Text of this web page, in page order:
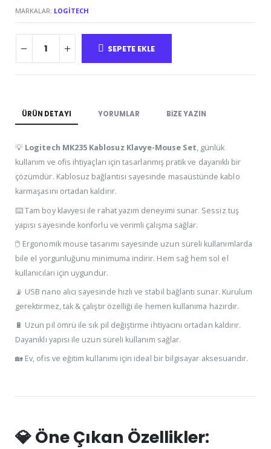
MARKALAR: LOGITECH
SEPETE EKLE
ÜRÜN DETAYI YORUMLAR BIZE YAZIN
💡 Logitech MK235 Kablosuz Klavye-Mouse Set, günlük
kullanım ve ofis ihtiyaçları için tasarlanmış pratik ve dayanıklı bir
çözümdür. Kablosuz bağlantısı sayesinde masaüstünde kablo
karmaşasını ortadan kaldırır.
⌨️ Tam boy klavyesi ile rahat yazım deneyimi sunar. Sessiz tuş
yapısı sayesinde konforlu ve verimli çalışma sağlar.
🖱️ Ergonomik mouse tasarımı sayesinde uzun süreli kullanımlarda
bile el yorgunluğunu minimuma indirir. Hem sağ hem sol el
kullanıcıları için uygundur.
📡 USB nano alıcı sayesinde hızlı ve stabil bağlantı sunar. Kurulum
gerektirmez, tak & çalıştır özelliği ile hemen kullanıma hazırdır.
🔋 Uzun pil ömrü ile sık pil değiştirme ihtiyacını ortadan kaldırır.
Dayanıklı yapısı ile uzun süreli kullanım sağlar.
🏡 Ev, ofis ve eğitim kullanımı için ideal bir bilgisayar aksesuarıdır.
💎 Öne Çıkan Özellikler: